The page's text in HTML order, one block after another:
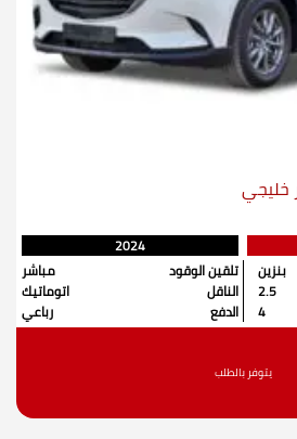
2024
بنزين
2.5
4
تلقين الوقود
مباشر
الناقل
اتوماتيك
الدفع
رباعي
يتوفر بالطلب